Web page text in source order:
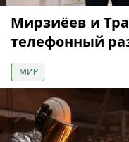
Мирзиёев и
телефонный
МИР